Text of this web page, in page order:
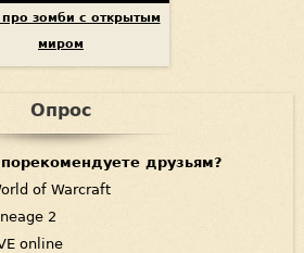
зомби с открытым
миром
Опрос
друзьям?
of Warcraft
2
online